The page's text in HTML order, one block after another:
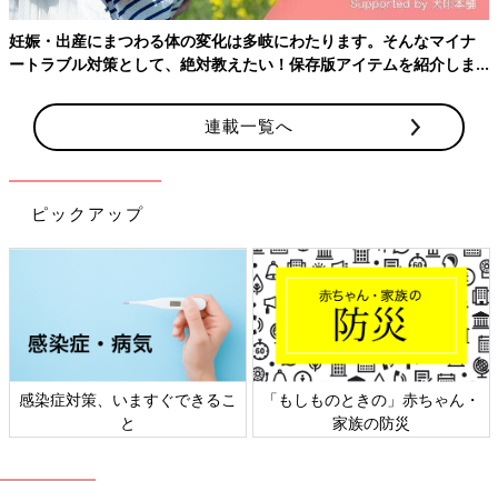
日々使うものにもきちんとこだわりたい。自分だけでなく、家族
が使うものにもやさしく上質なものを選びたい。そんなママたち
の願いにフィットする「ローレ」は、これからの新定番になりそ
肌を、植物の力でやさしくいたわってみては。
ビーバイ・イー
Tel 0120-666-877
※この記事は「たまひよONLINE」で過去に公開されたもので
妊娠・出産にまつわる体の変化は多岐にわたります。そんなマイナ
ートラブル対策として、絶対教えたい！保存版アイテムを紹介しま
連載一覧へ
ピックアップ
感染症対策、いますぐできるこ
と
「もしものときの」赤ちゃん・
家族の防災